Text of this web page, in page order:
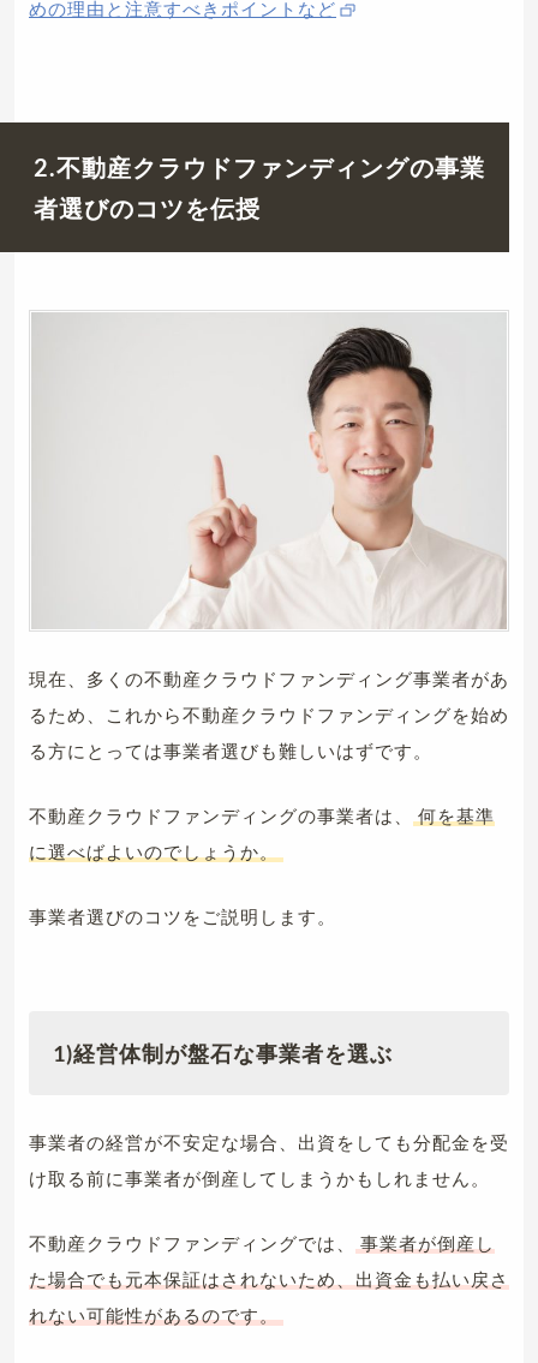
めの理由と注意すべきポイントなど
2.不動産クラウドファンディングの事業
者選びのコツを伝授
現在、多くの不動産クラウドファンディング事業者があ
るため、これから不動産クラウドファンディングを始め
る方にとっては事業者選びも難しいはずです。
不動産クラウドファンディングの事業者は、
何を基準
に選べばよいのでしょうか。
事業者選びのコツをご説明します。
1)経営体制が盤石な事業者を選ぶ
事業者の経営が不安定な場合、出資をしても分配金を受
け取る前に事業者が倒産してしまうかもしれません。
不動産クラウドファンディングでは、
事業者が倒産し
た場合でも元本保証はされないため、出資金も払い戻さ
れない可能性があるのです。